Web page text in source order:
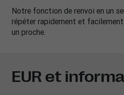
Notre fonction de renvoi en un
répéter rapidement et
un proche.
EUR et